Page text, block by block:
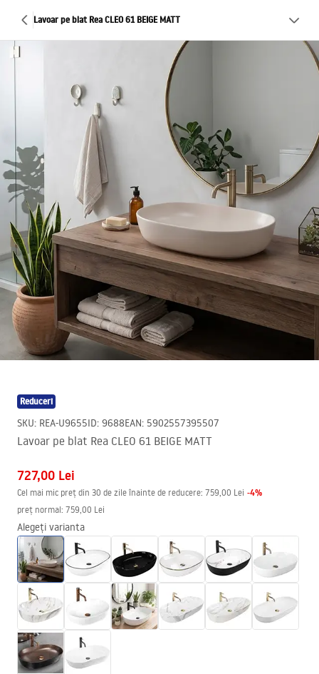
Lavoar pe blat Rea CLEO 61 BEIGE MATT
Reduceri
SKU: REA-U9655ID: 9688EAN: 5902557395507
Lavoar pe blat Rea CLEO 61 BEIGE MATT
727,00 Lei
Cel mai mic preț din 30 de zile înainte de reducere: 759,00 Lei -4%
preț normal: 759,00 Lei
Alegeți varianta